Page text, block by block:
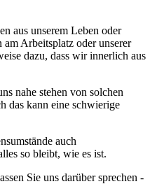
aus unserem Leben oder
Arbeitsplatz oder unserer
dazu, dass wir innerlich aus
nahe stehen von solchen
das kann eine schwierige
auch
so bleibt, wie es ist.
Sie uns darüber sprechen -